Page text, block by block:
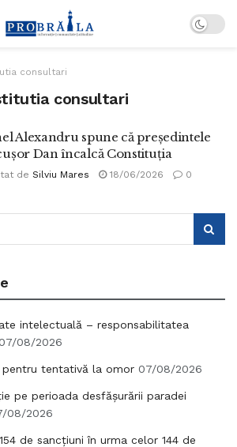
consultari
consultari
Alexandru spune că președintele
Dan încalcă Constituția
de Silviu Mares 18/06/2026 0
intelectuală – responsabilitatea
08/2026
tentativă la omor 07/08/2026
pe perioada desfășurării paradei
08/2026
de sancțiuni în urma celor 144 de